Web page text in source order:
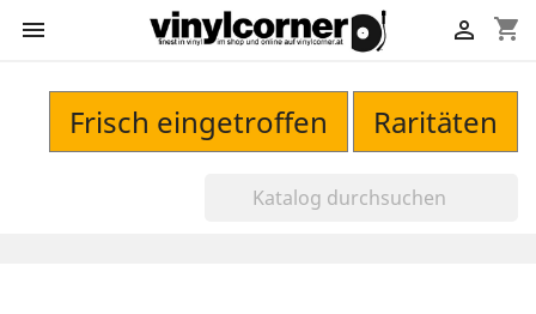
 shopping_cart

Frisch eingetroffen Raritäten